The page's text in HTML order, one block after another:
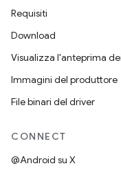
Requisiti
Download
Visualizza l'anteprima
Immagini del produttore
File binari del driver
CONNECT
@Android su X